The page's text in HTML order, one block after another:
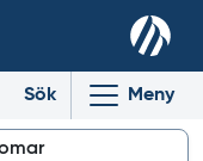
Sök Meny